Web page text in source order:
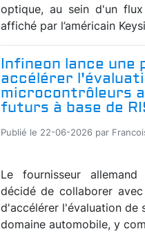
optique, au sein d'un
affiché par l’américain
Infineon lance
accélérer
microcontrôleurs
futurs à base de
Publié le 22-06-2026 par
Le fournisseur
décidé de collaborer
d'accélérer l'évaluation de
domaine automobile, y